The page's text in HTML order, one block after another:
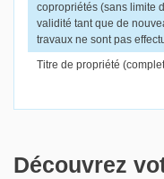
copropriétés (sans limite
validité tant que de
travaux ne sont pas
Titre de propriété
Découvrez